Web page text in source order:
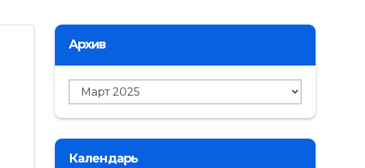
Архив
Архив
Календарь